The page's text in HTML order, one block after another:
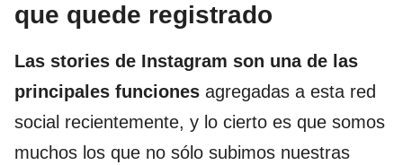
que quede registrado
Las stories de Instagram son una de las
principales funciones agregadas a esta red
social recientemente, y lo cierto es que somos
muchos los que no sólo subimos nuestras